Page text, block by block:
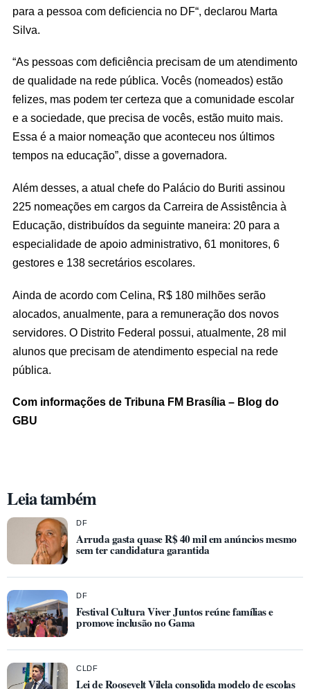
para a pessoa com deficiencia no DF“, declarou Marta
Silva.
“As pessoas com deficiência precisam de um atendimento
de qualidade na rede pública. Vocês (nomeados) estão
felizes, mas podem ter certeza que a comunidade escolar
e a sociedade, que precisa de vocês, estão muito mais.
Essa é a maior nomeação que aconteceu nos últimos
tempos na educação”, disse a governadora.
Além desses, a atual chefe do Palácio do Buriti assinou
225 nomeações em cargos da Carreira de Assistência à
Educação, distribuídos da seguinte maneira: 20 para a
especialidade de apoio administrativo, 61 monitores, 6
gestores e 138 secretários escolares.
Ainda de acordo com Celina, R$ 180 milhões serão
alocados, anualmente, para a remuneração dos novos
servidores. O Distrito Federal possui, atualmente, 28 mil
alunos que precisam de atendimento especial na rede
pública.
Com informações de Tribuna FM Brasília – Blog do
GBU
Leia também
DF
Arruda gasta quase R$ 40 mil em anúncios mesmo
sem ter candidatura garantida
DF
Festival Cultura Viver Juntos reúne famílias e
promove inclusão no Gama
CLDF
Lei de Roosevelt Vilela consolida modelo de escolas